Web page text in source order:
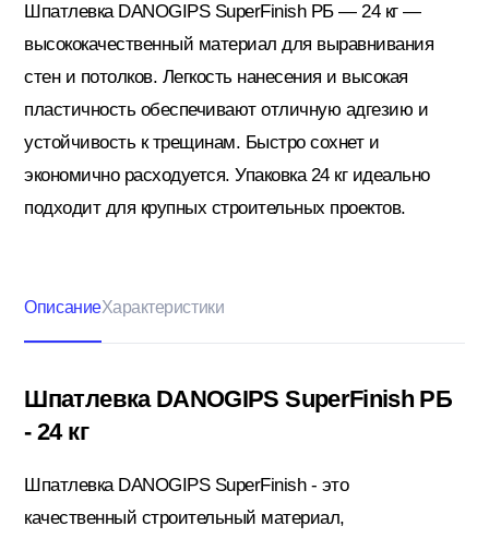
Картон; Плёнки; Мешки для
Краски; Грунтовки; Пропитки
Кровельные материалы
Ленты; Серпянки
Металлопрокат
Шпатлевка DANOGIPS SuperFinish РБ — 24 кг —
высококачественный материал для выравнивания
стен и потолков. Легкость нанесения и высокая
пластичность обеспечивают отличную адгезию и
устойчивость к трещинам. Быстро сохнет и
экономично расходуется. Упаковка 24 кг идеально
подходит для крупных строительных проектов.
ОписаниеХарактеристики
Шпатлевка DANOGIPS SuperFinish РБ
- 24 кг
Шпатлевка DANOGIPS SuperFinish - это
качественный строительный материал,